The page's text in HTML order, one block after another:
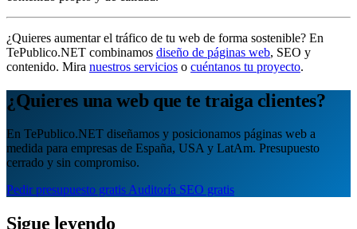
¿Quieres aumentar el tráfico de tu web de forma sostenible? En
TePublico.NET combinamos diseño de páginas web, SEO y
contenido. Mira nuestros servicios o cuéntanos tu proyecto.
¿Quieres una web que te traiga clientes?
En TePublico.NET diseñamos y posicionamos páginas web a
medida para empresas de España, USA y LatAm. Presupuesto
cerrado y sin compromiso.
Pedir presupuesto gratis Auditoría SEO gratis
Sigue leyendo